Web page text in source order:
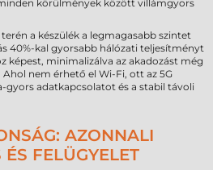
körülmények között villámgyors
a készülék a legmagasabb szintet
40%-kal gyorsabb hálózati teljesítményt
képest, minimalizálva az akadozást még
nem érhető el Wi-Fi, ott az 5G
gyors adatkapcsolatot és a stabil távoli
AZONNALI
FELÜGYELET